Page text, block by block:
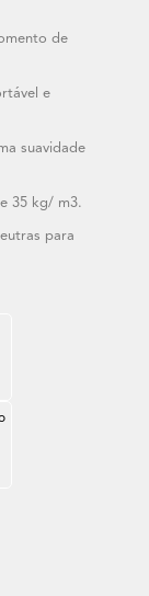
de
e
suavidade
35 kg/ m3.
para
Creme
Oceano